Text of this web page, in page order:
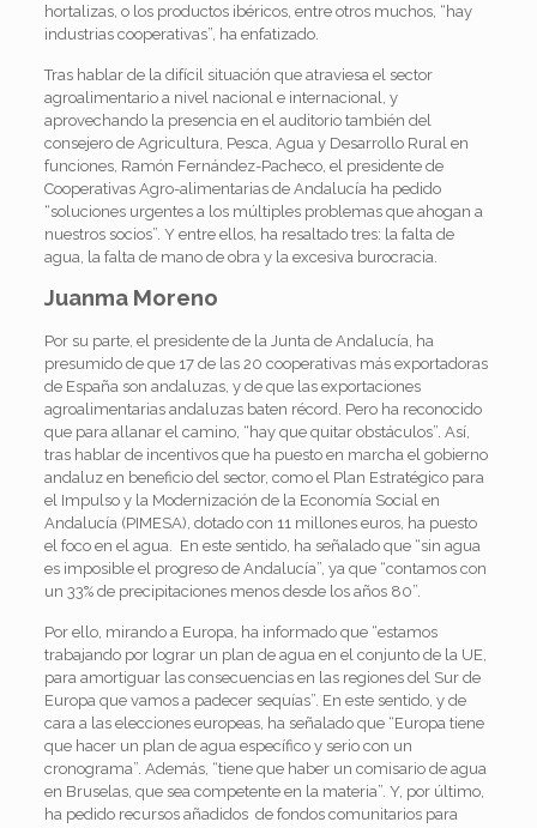
hortalizas, o los productos ibéricos, entre otros muchos, “hay
industrias cooperativas”, ha enfatizado.
Tras hablar de la difícil situación que atraviesa el sector
agroalimentario a nivel nacional e internacional, y
aprovechando la presencia en el auditorio también del
consejero de Agricultura, Pesca, Agua y Desarrollo Rural en
funciones, Ramón Fernández-Pacheco, el presidente de
Cooperativas Agro-alimentarias de Andalucía ha pedido
“soluciones urgentes a los múltiples problemas que ahogan a
nuestros socios”. Y entre ellos, ha resaltado tres: la falta de
agua, la falta de mano de obra y la excesiva burocracia.
Juanma Moreno
Por su parte, el presidente de la Junta de Andalucía, ha
presumido de que 17 de las 20 cooperativas más exportadoras
de España son andaluzas, y de que las exportaciones
agroalimentarias andaluzas baten récord. Pero ha reconocido
que para allanar el camino, “hay que quitar obstáculos”. Así,
tras hablar de incentivos que ha puesto en marcha el gobierno
andaluz en beneficio del sector, como el Plan Estratégico para
el Impulso y la Modernización de la Economía Social en
Andalucía (PIMESA), dotado con 11 millones euros, ha puesto
el foco en el agua. En este sentido, ha señalado que “sin agua
es imposible el progreso de Andalucía”, ya que “contamos con
un 33% de precipitaciones menos desde los años 80”.
Por ello, mirando a Europa, ha informado que “estamos
trabajando por lograr un plan de agua en el conjunto de la UE,
para amortiguar las consecuencias en las regiones del Sur de
Europa que vamos a padecer sequías”. En este sentido, y de
cara a las elecciones europeas, ha señalado que “Europa tiene
que hacer un plan de agua específico y serio con un
cronograma”. Además, “tiene que haber un comisario de agua
en Bruselas, que sea competente en la materia”. Y, por último,
ha pedido recursos añadidos de fondos comunitarios para